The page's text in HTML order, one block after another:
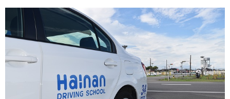
合は入校できません。(諸費用自己負担)
https://manabi.univcoop.or.jp/drive/gassyuku/pdf/
■外国籍の方は「本人確認書類」として下記《A》また
は《B》の書類が必要です。
《A》 ｢在留資格･在留期間等(*)*が記載された住民票｣の
提出＋マイナンバーカード等の本人確認書類の提示。
(*)=個人番号を除く全ての事項(国籍・地域、在留資
格・期間、在留カード番号等)の記載が必要。